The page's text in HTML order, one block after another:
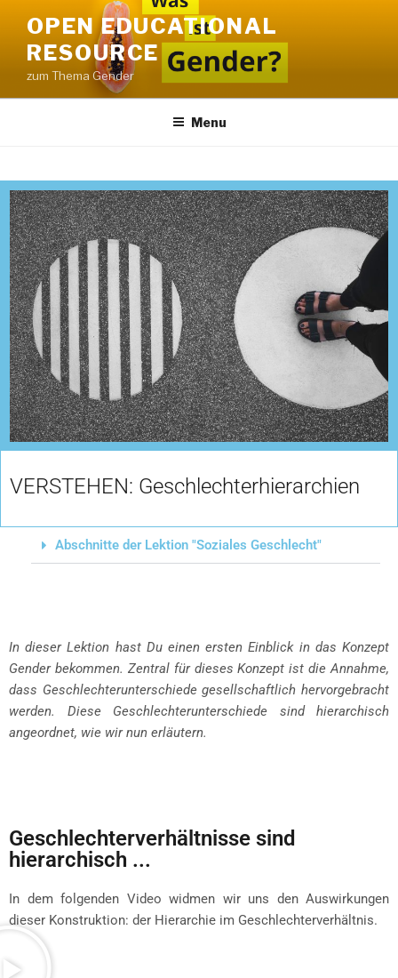
OPEN EDUCATIONAL
RESOURCE
zum Thema Gender
Menu
VERSTEHEN: Geschlechterhierarchien
Abschnitte der Lektion "Soziales Geschlecht"
In dieser Lektion hast Du einen ersten Einblick in das Konzept
Gender bekommen. Zentral für dieses Konzept ist die Annahme,
dass Geschlechterunterschiede gesellschaftlich hervorgebracht
werden. Diese Geschlechterunterschiede sind hierarchisch
angeordnet, wie wir nun erläutern.
Geschlechterverhältnisse sind
hierarchisch ...
In dem folgenden Video widmen wir uns den Auswirkungen
dieser Konstruktion: der Hierarchie im Geschlechterverhältnis.